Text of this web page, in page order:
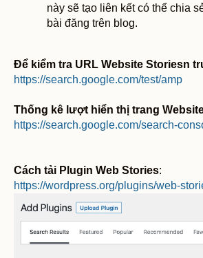
này sẽ tạo liên kết có thể chia
bài đăng trên blog.
Để kiểm tra URL Website Storiesn
https://search.google.com/test/amp
Thống kê lượt hiển thị trang
https://search.google.com/search-
Cách tải Plugin Web Stories:
https://wordpress.org/plugins/web-